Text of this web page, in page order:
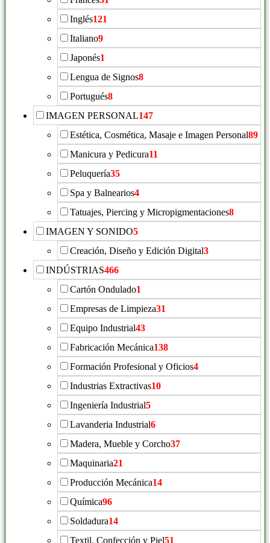
Inglés121
Italiano9
Japonés1
Lengua de Signos8
Portugués8
IMAGEN PERSONAL147
Estética, Cosmética, Masaje e Imagen Personal89
Manicura y Pedicura11
Peluquería35
Spa y Balnearios4
Tatuajes, Piercing y Micropigmentaciones8
IMAGEN Y SONIDO5
Creación, Diseño y Edición Digital3
INDÚSTRIAS466
Cartón Ondulado1
Empresas de Limpieza31
Equipo Industrial43
Fabricación Mecánica138
Formación Profesional y Oficios4
Industrias Extractivas10
Ingeniería Industrial5
Lavanderia Industrial6
Madera, Mueble y Corcho37
Maquinaria21
Producción Mecánica14
Química96
Soldadura14
Textil, Confección y Piel51